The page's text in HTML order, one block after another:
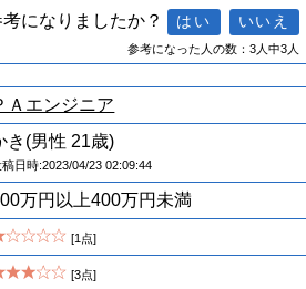
になりましたか？
参考になった人の数：3人中3人
Ａエンジニア
き(男性 21歳)
稿日時:2023/04/23 02:09:44
万円以上400万円未満
[1点]
[3点]